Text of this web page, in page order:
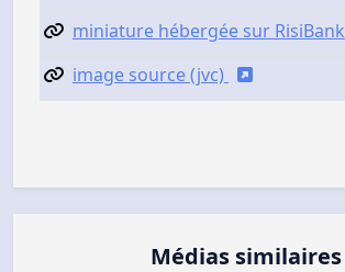
miniature hébergée sur RisiBank
image source (jvc)
Médias similaires